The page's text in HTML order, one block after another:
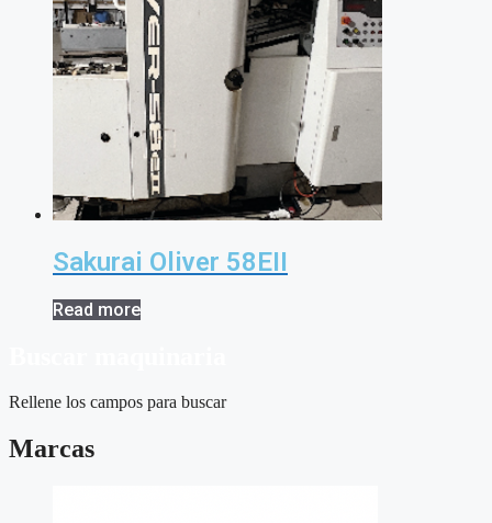
Sakurai Oliver 58EII
Read more
Rellene los campos para buscar
Marcas